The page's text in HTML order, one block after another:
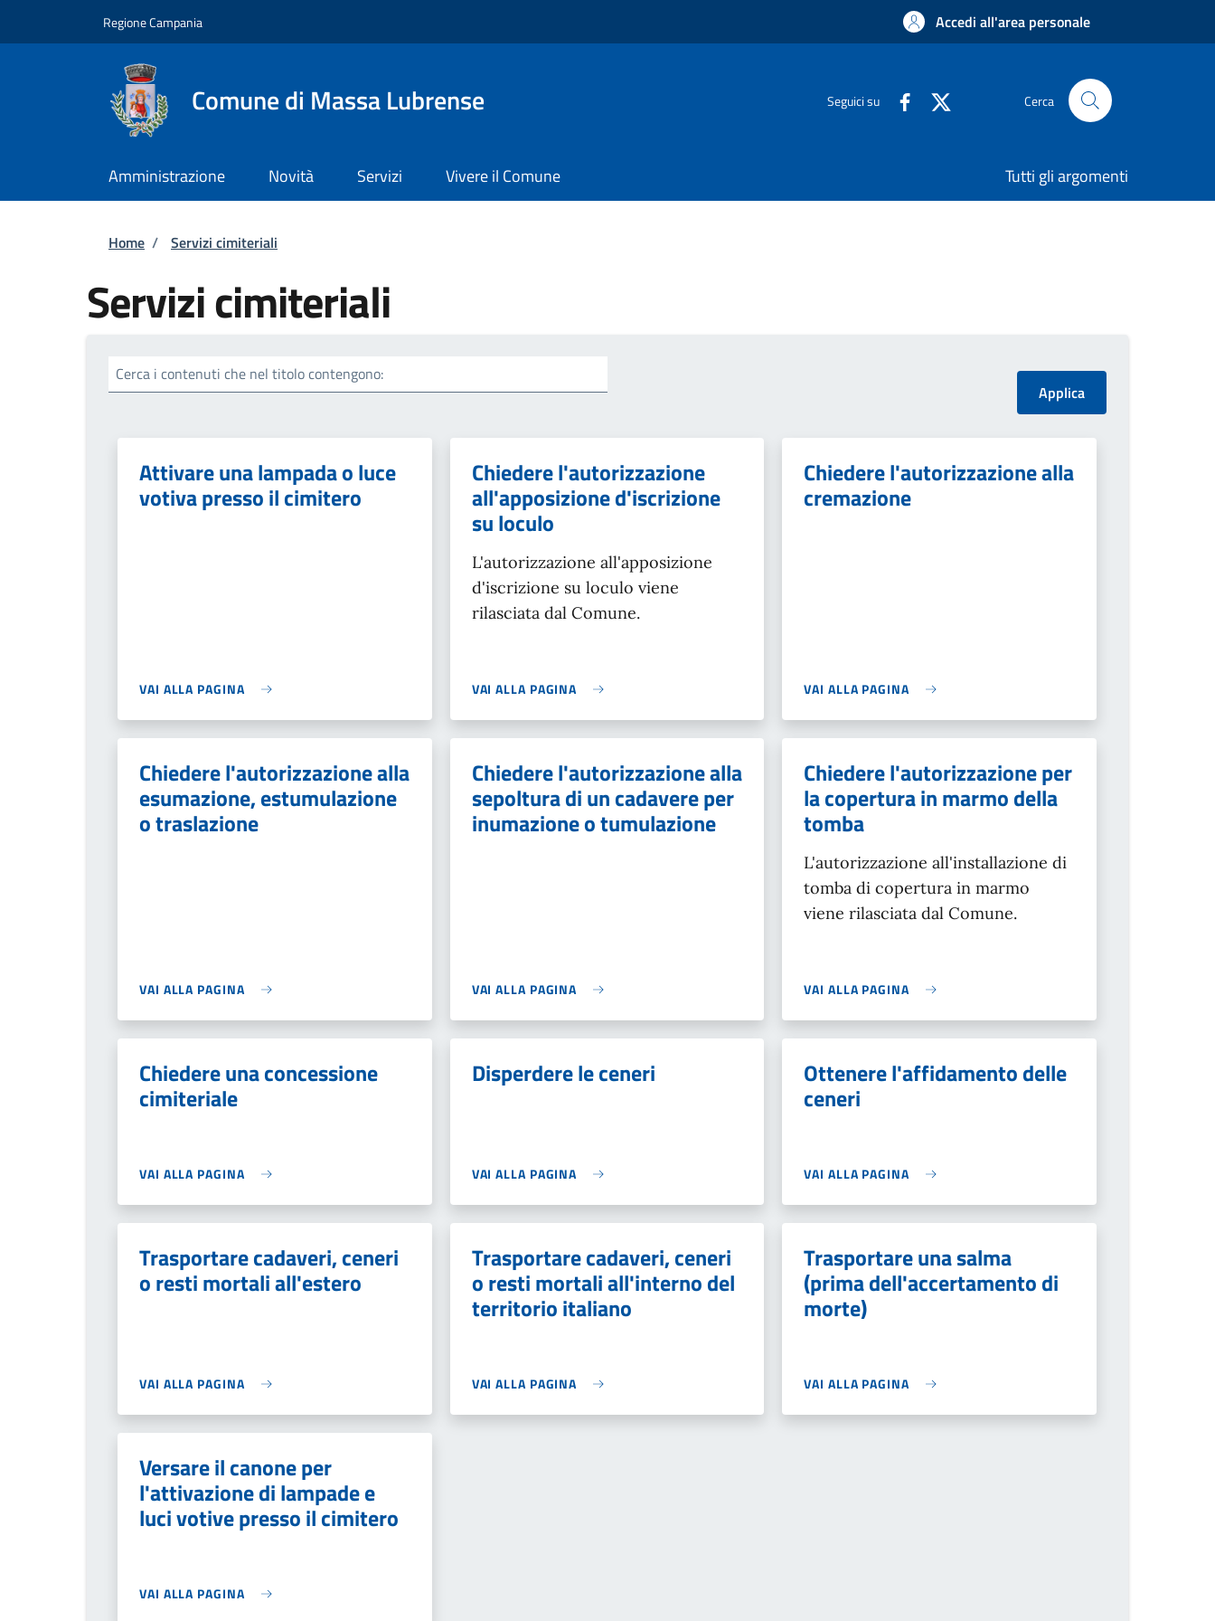
Regione Campania Accedi all'area personale
Comune di Massa Lubrense Seguici su Cerca
Amministrazione Novità Servizi Vivere il Comune Tutti gli argomenti
Briciole di pane
Home / Servizi cimiteriali
Servizi cimiteriali
Cerca i contenuti che nel titolo contengono:
Attivare una lampada o luce
votiva presso il cimitero
VAI ALLA PAGINA
Chiedere l'autorizzazione
all'apposizione d'iscrizione
su loculo
L'autorizzazione all'apposizione
d'iscrizione su loculo viene
rilasciata dal Comune.
VAI ALLA PAGINA
Chiedere l'autorizzazione alla
cremazione
VAI ALLA PAGINA
Chiedere l'autorizzazione alla
esumazione, estumulazione
o traslazione
VAI ALLA PAGINA
Chiedere l'autorizzazione alla
sepoltura di un cadavere per
inumazione o tumulazione
VAI ALLA PAGINA
Chiedere l'autorizzazione per
la copertura in marmo della
tomba
L'autorizzazione all'installazione di
tomba di copertura in marmo
viene rilasciata dal Comune.
VAI ALLA PAGINA
Chiedere una concessione
cimiteriale
VAI ALLA PAGINA
Disperdere le ceneri
VAI ALLA PAGINA
Ottenere l'affidamento delle
ceneri
VAI ALLA PAGINA
Trasportare cadaveri, ceneri
o resti mortali all'estero
VAI ALLA PAGINA
Trasportare cadaveri, ceneri
o resti mortali all'interno del
territorio italiano
VAI ALLA PAGINA
Trasportare una salma
(prima dell'accertamento di
morte)
VAI ALLA PAGINA
Versare il canone per
l'attivazione di lampade e
luci votive presso il cimitero
VAI ALLA PAGINA